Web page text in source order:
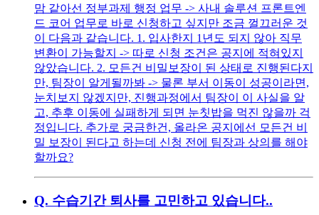
맘 같아선 정부과제 행정 업무 -> 사내 솔루션 프론트엔
드 코어 업무로 바로 신청하고 싶지만 조금 껄끄러운 것
이 다음과 같습니다. 1. 입사한지 1년도 되지 않아 직무
변환이 가능할지 -> 따로 신청 조건은 공지에 적혀있지
않았습니다. 2. 모든건 비밀보장이 된 상태로 진행된다지
만, 팀장이 알게될까봐 -> 물론 부서 이동이 성공이라면,
눈치보지 않겠지만, 진행과정에서 팀장이 이 사실을 알
고, 추후 이동에 실패하게 되면 눈칫밥을 먹진 않을까 걱
정입니다. 추가로 궁금한건, 올라온 공지에선 모든건 비
밀 보장이 된다고 하는데 신청 전에 팀장과 상의를 해야
할까요?
Q. 수습기간 퇴사를 고민하고 있습니다..